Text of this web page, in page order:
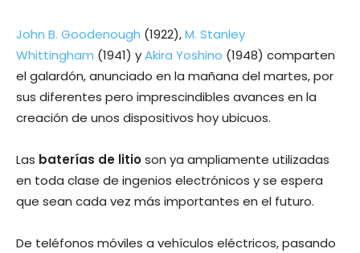
John B. Goodenough (1922),M. Stanley
Whittingham (1941) yAkira Yoshino (1948) comparten
el galardón, anunciado en la mañana del martes, por
sus diferentes pero imprescindibles avances en la
creación de unos dispositivos hoy ubicuos.
Las baterías de litioson ya ampliamente utilizadas
en toda clase de ingenios electrónicos y se espera
que sean cada vez más importantes en el futuro.
De teléfonos móviles a vehículos eléctricos, pasando